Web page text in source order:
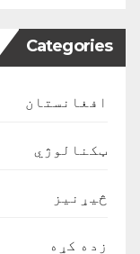
Categories
افغانستان
ټکنالوژي
څیړنیز
زده کړه